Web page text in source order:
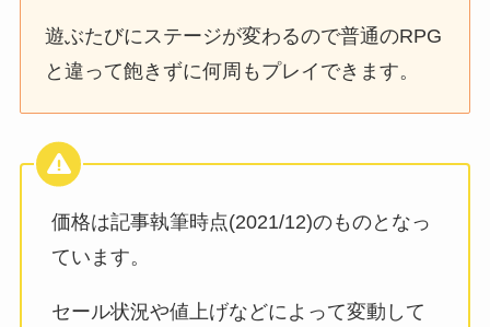
遊ぶたびにステージが変わるので普通のRPG
と違って飽きずに何周もプレイできます。
価格は記事執筆時点(2021/12)のものとなっ
ています。
セール状況や値上げなどによって変動して